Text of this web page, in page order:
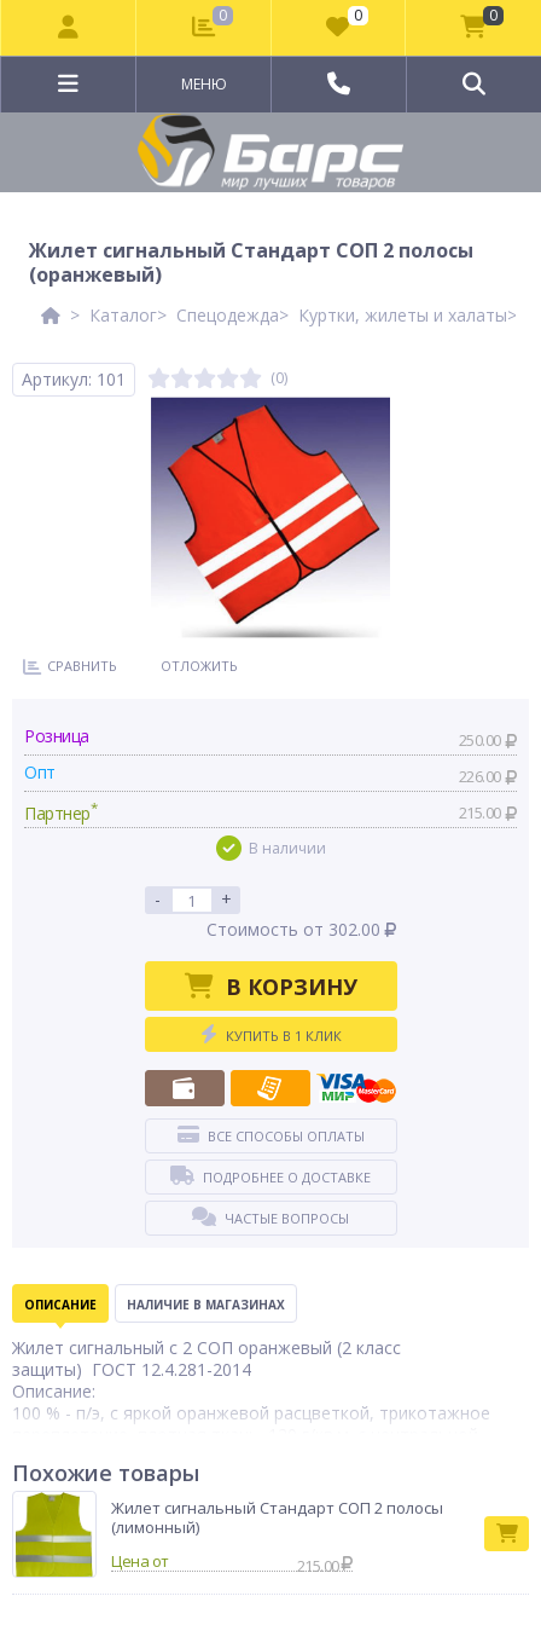
МЕНЮ
Жилет сигнальный Стандарт СОП 2 полосы
(оранжевый)
Каталог Спецодежда Куртки, жилеты и халаты
Артикул: 101 (0)
СРАВНИТЬ ОТЛОЖИТЬ
Розница 250.00
Опт 226.00
Партнер* 215.00
В наличии
-
+
Стоимость от 302.00
В КОРЗИНУ
КУПИТЬ В 1 КЛИК
ВСЕ СПОСОБЫ ОПЛАТЫ
ПОДРОБНЕЕ О ДОСТАВКЕ
ЧАСТЫЕ ВОПРОСЫ
ОПИСАНИЕ НАЛИЧИЕ В МАГАЗИНАХ
Жилет сигнальный с 2 СОП оранжевый (2 класс
защиты) ГОСТ 12.4.281-2014
Описание:
100 % - п/э, с яркой оранжевой расцветкой, трикотажное
ГОСТ 12.4.281-2014
Безопасный жилет - видимость издалека высокая.
Каждый сигнальный жилет имеет индивидуальную упаковку.
Ткань: 100% полиэстер
Похожие товары
Жилет сигнальный Стандарт СОП 2 полосы
(лимонный)
Цена от
215.00
0 0 0